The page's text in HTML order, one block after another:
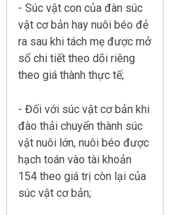
- Súc vật con của đàn súc
vật cơ bản hay nuôi béo đẻ
ra sau khi tách mẹ được mở
sổ chi tiết theo dõi riêng
theo giá thành thực tế;
- Đối với súc vật cơ bản khi
đào thải chuyển thành súc
vật nuôi lớn, nuôi béo được
hạch toán vào tài khoản
154 theo giá trị còn lại của
súc vật cơ bản;